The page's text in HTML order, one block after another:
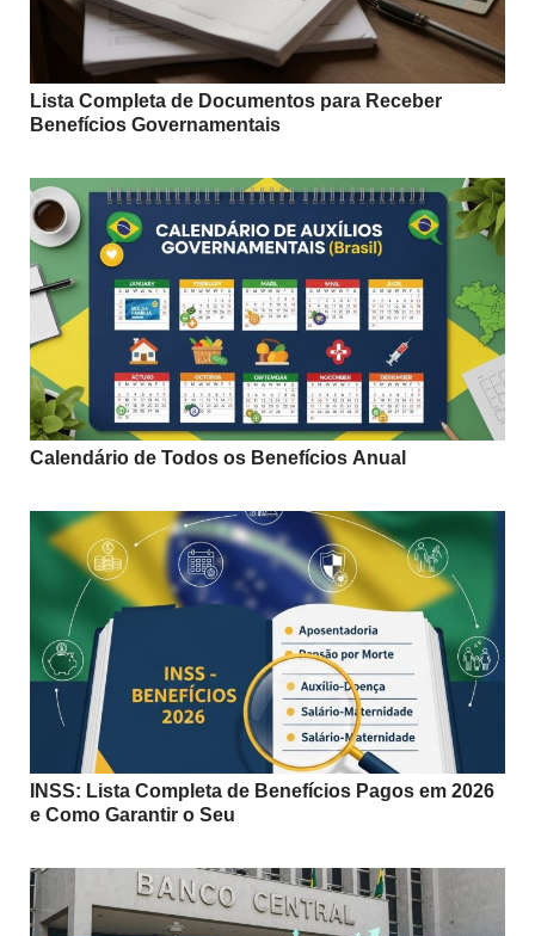
Lista Completa de Documentos para Receber
Benefícios Governamentais
Calendário de Todos os Benefícios Anual
INSS: Lista Completa de Benefícios Pagos em 2026
e Como Garantir o Seu